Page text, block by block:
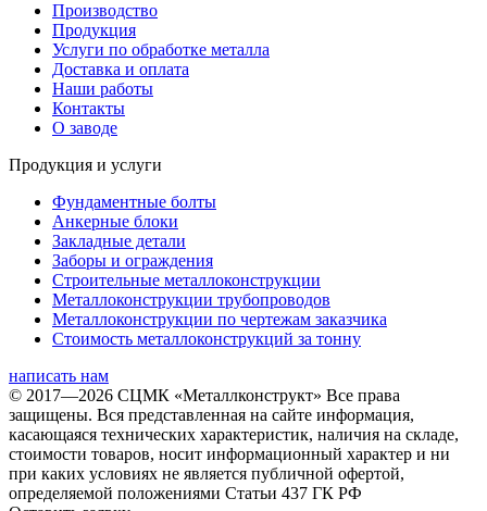
Производство
Продукция
Услуги по обработке металла
Доставка и оплата
Наши работы
Контакты
О заводе
Продукция и услуги
Фундаментные болты
Анкерные блоки
Закладные детали
Заборы и ограждения
Строительные металлоконструкции
Металлоконструкции трубопроводов
Металлоконструкции по чертежам заказчика
Cтоимость металлоконструкций за тонну
написать нам
© 2017—2026 СЦМК «Металлконструкт» Все права
защищены. Вся представленная на сайте информация,
касающаяся технических характеристик, наличия на складе,
стоимости товаров, носит информационный характер и ни
при каких условиях не является публичной офертой,
определяемой положениями Статьи 437 ГК РФ